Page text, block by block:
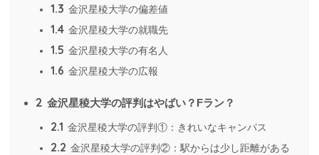
1.3 金沢星稜大学の偏差値
1.4 金沢星稜大学の就職先
1.5 金沢星稜大学の有名人
1.6 金沢星稜大学の広報
2 金沢星稜大学の評判はやばい？Fラン？
2.1 金沢星稜大学の評判①：きれいなキャンパス
2.2 金沢星稜大学の評判②：駅からは少し距離がある